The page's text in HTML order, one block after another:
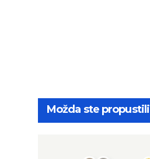
Možda ste propustili